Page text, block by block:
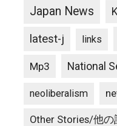
Japan News
latest-j links
Mp3 National
neoliberalism
Other Stories/他の